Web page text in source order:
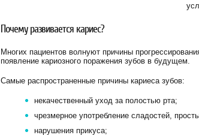
Почему развивается кариес?
Многих пациентов волнуют причины
появление кариозного поражения зубов в будущем.
Самые распространенные причины кариеса зубов:
некачественный уход за полостью рта;
чрезмерное употребление сладостей,
нарушения прикуса;